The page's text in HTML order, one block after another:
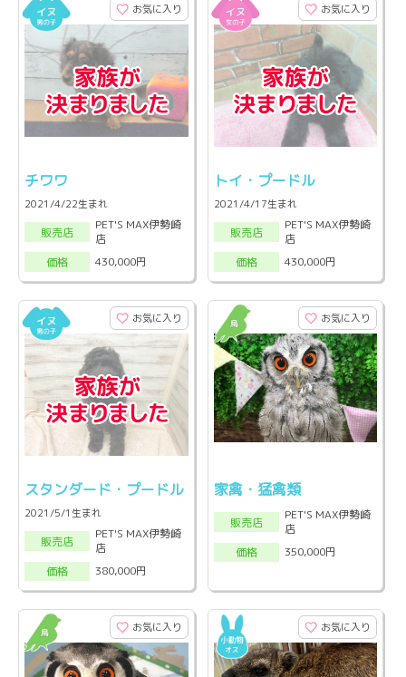
お気に入り
チワワ
2021/4/22生まれ
販売店
PET'S MAX伊勢崎
店
価格
430,000円
お気に入り
トイ・プードル
2021/4/17生まれ
販売店
PET'S MAX伊勢崎
店
価格
430,000円
お気に入り
スタンダード・プードル
2021/5/1生まれ
販売店
PET'S MAX伊勢崎
店
価格
380,000円
お気に入り
家禽・猛禽類
販売店
PET'S MAX伊勢崎
店
価格
350,000円
お気に入り お気に入り